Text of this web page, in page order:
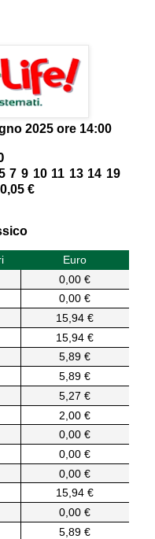
2025 ore 14:00
7 9 10 11 13 14 19
€
Euro
0,00 €
0,00 €
15,94 €
15,94 €
5,89 €
5,89 €
5,27 €
2,00 €
0,00 €
0,00 €
0,00 €
15,94 €
0,00 €
5,89 €